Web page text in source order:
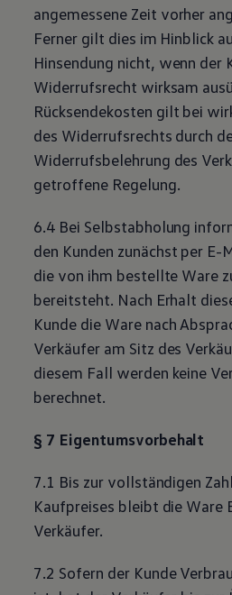
angemessene Zeit vorher
Ferner gilt dies im Hinblick
Hinsendung nicht, wenn der
Widerrufsrecht wirksam
Rücksendekosten gilt bei
des Widerrufsrechts durch
Widerrufsbelehrung des
getroffene Regelung.
6.4 Bei Selbstabholung
den Kunden zunächst per E-
die von ihm bestellte Ware
bereitsteht. Nach Erhalt
Kunde die Ware nach
Verkäufer am Sitz des
diesem Fall werden keine
berechnet.
§ 7 Eigentumsvorbehalt
7.1 Bis zur vollständigen
Kaufpreises bleibt die Ware
Verkäufer.
7.2 Sofern der Kunde